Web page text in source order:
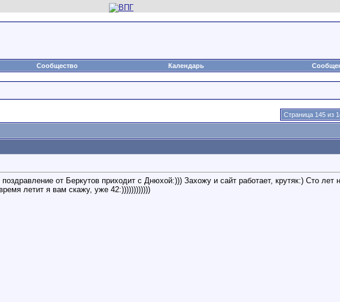
Сообщество Календарь
Страница 145 из
от Беркутов приходит с Днюхой:))) Захожу и сайт работает, крутяк:) Сто
летит я вам скажу, уже 42:))))))))))))